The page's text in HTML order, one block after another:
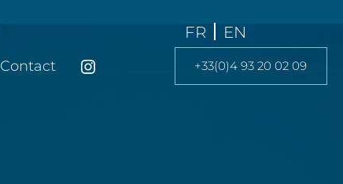
Contact
FR EN
+33(0)4 93 20 02 09